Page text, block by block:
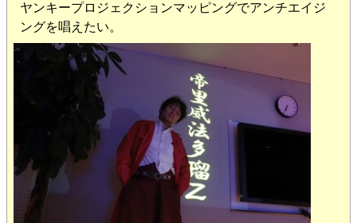
ヤンキープロジェクションマッピングでアンチエイジ
ングを唱えたい。